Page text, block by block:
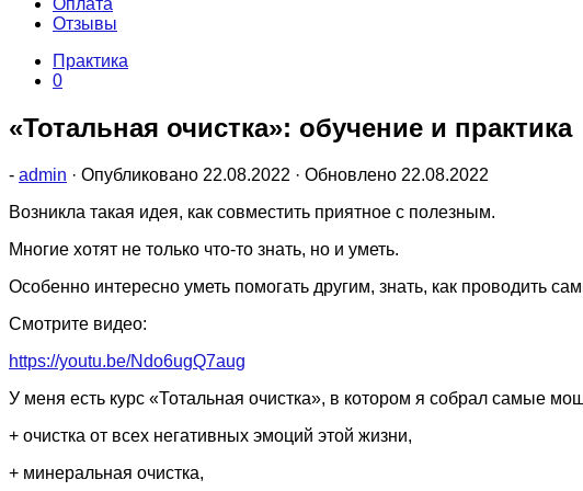
Оплата
Отзывы
Практика
0
«Тотальная очистка»: обучение и практика
- admin · Опубликовано 22.08.2022 · Обновлено 22.08.2022
Возникла такая идея, как совместить приятное с полезным.
Многие хотят не только что-то знать, но и уметь.
Особенно интересно уметь помогать другим, знать, как проводить
Смотрите видео:
https://youtu.be/Ndo6ugQ7aug
У меня есть курс «Тотальная очистка», в котором я собрал самые
+ очистка от всех негативных эмоций этой жизни,
+ минеральная очистка,